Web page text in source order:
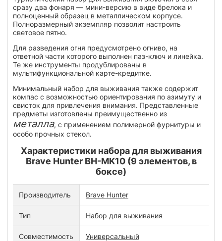
сразу два фонаря — мини-версию в виде брелока и
полноценный образец в металлическом корпусе.
Полноразмерный экземпляр позволит настроить
световое пятно.
Для разведения огня предусмотрено огниво, на
ответной части которого выполнен паз-ключ и линейка.
Те же инструменты продублированы в
мультифункциональной карте-кредитке.
Минимальный набор для выживания также содержит
компас с возможностью ориентирования по азимуту и
свисток для привлечения внимания. Представленные
предметы изготовлены преимущественно из
металла, с применением полимерной фурнитуры и
особо прочных стекол.
Характеристики набора для выживания
Brave Hunter BH-MK10 (9 элементов, в
боксе)
Производитель Brave Hunter
Тип Набор для выживания
Совместимость Универсальный